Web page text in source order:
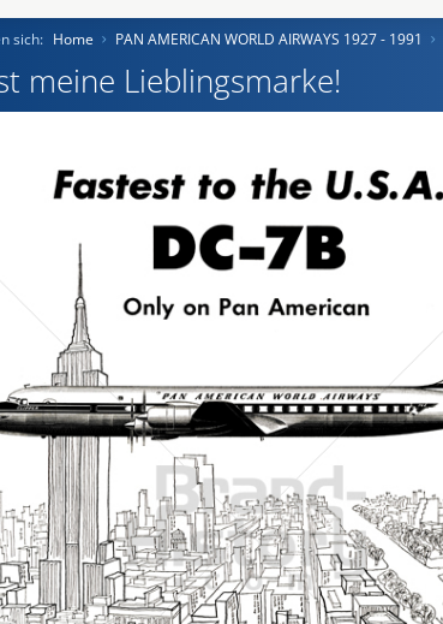
Heute
sich: Home PAN AMERICAN WORLD AIRWAYS 1927 - 1991
meine Lieblingsmarke!